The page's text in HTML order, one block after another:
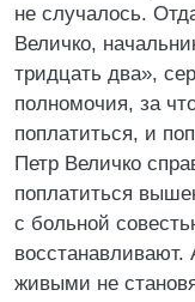
не случалось.
Величко,
тридцать два»,
полномочия, за
поплатиться, и
Петр Величко
поплатиться
с больной
живыми не